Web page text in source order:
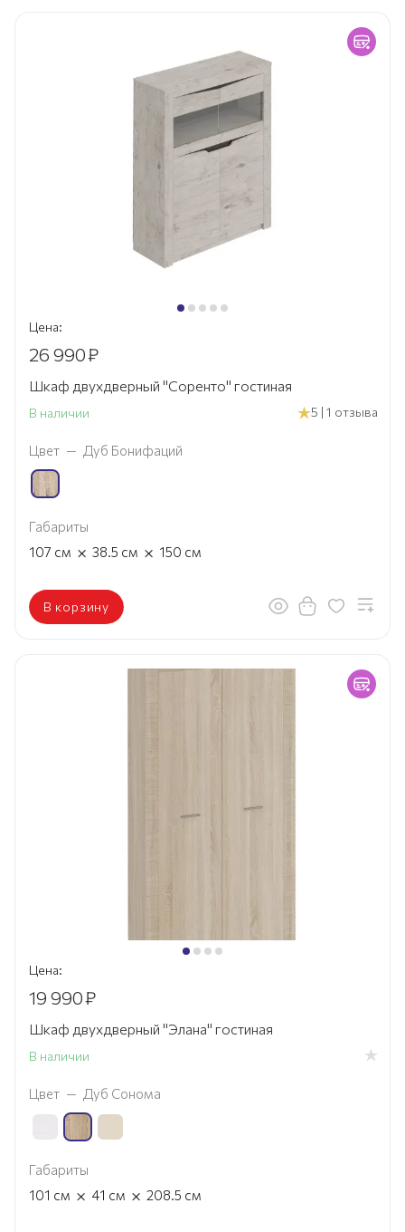
Цена:
26 990₽
Шкаф двухдверный "Соренто" гостиная
В наличии 5 | 1 отзыва
Цвет — Дуб Бонифаций
Габариты
107 см × 38.5 см × 150 см
В корзину
Цена:
19 990₽
Шкаф двухдверный "Элана" гостиная
В наличии
Цвет — Дуб Сонома
Габариты
101 см × 41 см × 208.5 см